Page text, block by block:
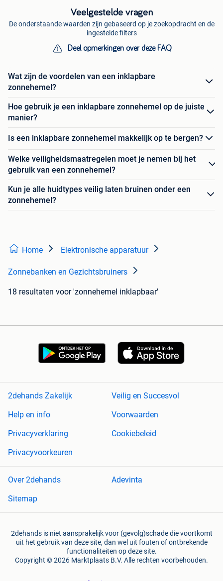
Veelgestelde vragen
De onderstaande waarden zijn gebaseerd op je zoekopdracht en de
ingestelde filters
Deel opmerkingen over deze FAQ
Wat zijn de voordelen van een inklapbare
zonnehemel?
Hoe gebruik je een inklapbare zonnehemel op de juiste
manier?
Is een inklapbare zonnehemel makkelijk op te bergen?
Welke veiligheidsmaatregelen moet je nemen bij het
gebruik van een zonnehemel?
Kun je alle huidtypes veilig laten bruinen onder een
zonnehemel?
Home Elektronische apparatuur
Zonnebanken en Gezichtsbruiners
18 resultaten voor 'zonnehemel inklapbaar'
2dehands Zakelijk
Veilig en Succesvol
Help en info
Voorwaarden
Privacyverklaring
Cookiebeleid
Privacyvoorkeuren
Over 2dehands
Adevinta
Sitemap
2dehands is niet aansprakelijk voor (gevolg)schade die voortkomt
uit het gebruik van deze site, dan wel uit fouten of ontbrekende
functionaliteiten op deze site.
Copyright © 2026 Marktplaats B.V. Alle rechten voorbehouden.